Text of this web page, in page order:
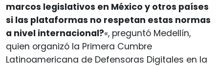
marcos legislativos en México y otros países
si las plataformas no respetan estas normas
a nivel internacional?«, preguntó Medellín,
quien organizó la Primera Cumbre
Latinoamericana de Defensoras Digitales en la